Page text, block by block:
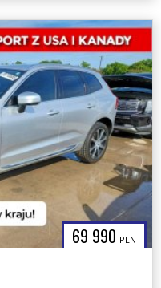
69 990 PLN